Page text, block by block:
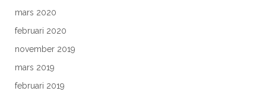
mars 2020
februari 2020
november 2019
mars 2019
februari 2019